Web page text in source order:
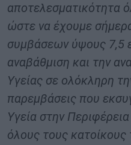
αποτελεσματικότητα
ώστε να έχουμε
συμβάσεων ύψους 7,5
αναβάθμιση και την
Υγείας σε ολόκληρη
παρεμβάσεις που
Υγεία στην
όλους τους κατοίκους